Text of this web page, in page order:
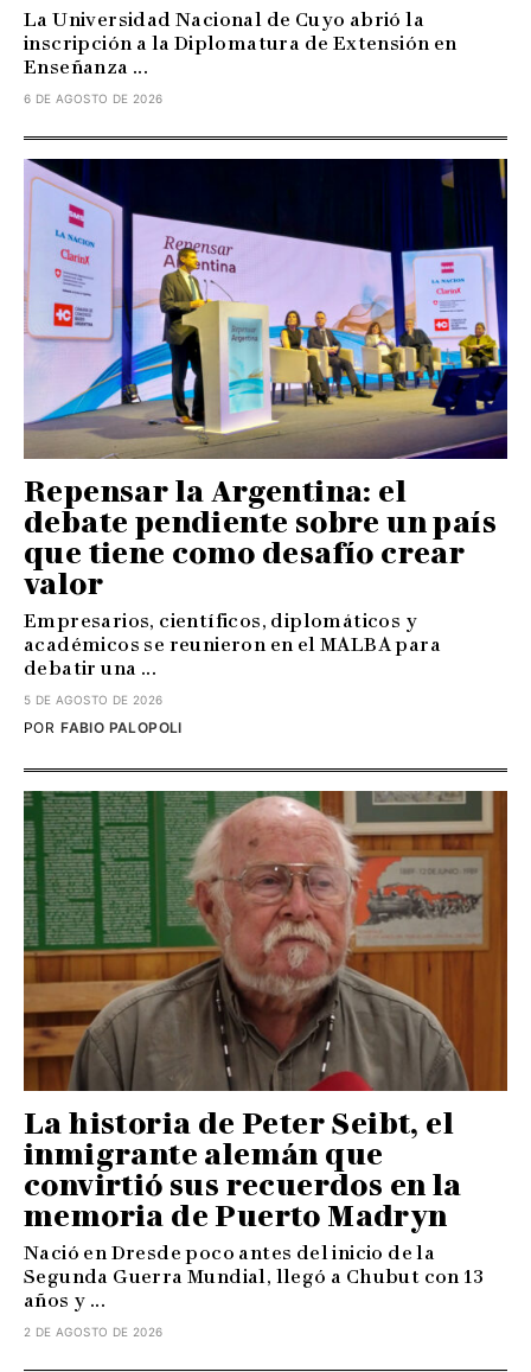
La Universidad Nacional de Cuyo abrió la
inscripción a la Diplomatura de Extensión en
Enseñanza ...
6 DE AGOSTO DE 2026
Repensar la Argentina: el
debate pendiente sobre un país
que tiene como desafío crear
valor
Empresarios, científicos, diplomáticos y
académicos se reunieron en el MALBA para
debatir una ...
5 DE AGOSTO DE 2026
FABIO PALOPOLI
POR
La historia de Peter Seibt, el
inmigrante alemán que
convirtió sus recuerdos en la
memoria de Puerto Madryn
Nació en Dresde poco antes del inicio de la
Segunda Guerra Mundial, llegó a Chubut con 13
años y ...
2 DE AGOSTO DE 2026